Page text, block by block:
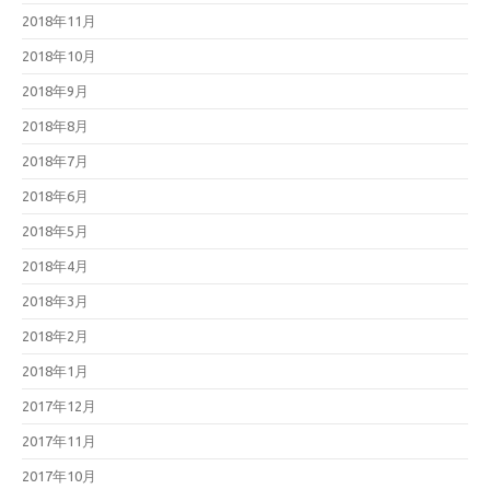
2018年11月
2018年10月
2018年9月
2018年8月
2018年7月
2018年6月
2018年5月
2018年4月
2018年3月
2018年2月
2018年1月
2017年12月
2017年11月
2017年10月